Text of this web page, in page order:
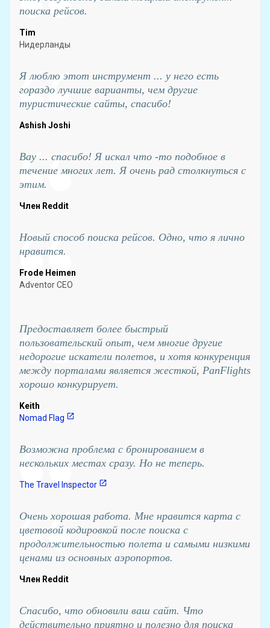
поиска рейсов.
Tim
Нидерланды
Я люблю этот инструмент ... у него есть
гораздо лучшие варианты, чем другие
туристические сайты, спасибо!
Ashish Joshi
Вау ... спасибо! Я искал что -то подобное в
течение многих лет. Я очень рад столкнуться с
этим.
Член Reddit
Новый способ поиска рейсов. Одно, что я лично
нравится.
Frode Heimen
Adventor CEO
Предоставляет более быстрый
пользовательский опыт, чем многие другие
недорогие искатели полетов, и хотя конкуренция
между порталами является жесткой, PanFlights
хорошо конкурирует.
Keith
Nomad Flag open_in_new
Возможна проблема с бронированием в
нескольких местах сразу. Но не теперь.
The Travel Inspector open_in_new
Очень хорошая работа. Мне нравится карта с
цветовой кодировкой после поиска с
продолжительностью полета и самыми низкими
ценами из основных аэропортов.
Член Reddit
Спасибо, что обновили ваш сайт. Что
действительно приятно и полезно для поиска